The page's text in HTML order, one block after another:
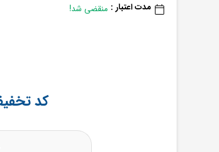
مدت اعتبار : منقضی شد!
کد تخفیف